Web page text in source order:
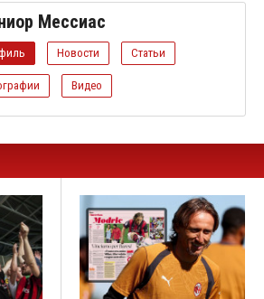
Мессиас
Новости Статьи
Видео